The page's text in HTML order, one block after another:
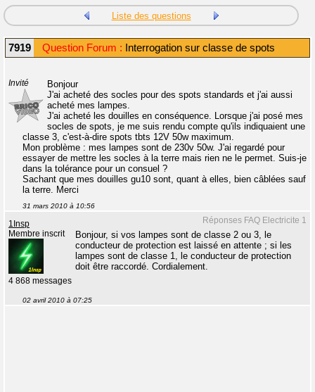
Liste des questions
7919 Question Forum : Interrogation sur classe de spots
Invité
Bonjour
J'ai acheté des socles pour des spots standards et j'ai aussi
acheté mes lampes.
J'ai acheté les douilles en conséquence. Lorsque j'ai posé mes
socles de spots, je me suis rendu compte qu'ils indiquaient une
classe 3, c'est-à-dire spots tbts 12V 50w maximum.
Mon problème : mes lampes sont de 230v 50w. J'ai regardé pour
essayer de mettre les socles à la terre mais rien ne le permet. Suis-je
dans la tolérance pour un consuel ?
Sachant que mes douilles gu10 sont, quant à elles, bien câblées sauf
la terre. Merci
31 mars 2010 à 10:56
Réponses FAQ Electricite 1
1Insp
Membre inscrit
4 868 messages
Bonjour, si vos lampes sont de classe 2 ou 3, le
conducteur de protection est laissé en attente ; si les
lampes sont de classe 1, le conducteur de protection
doit être raccordé. Cordialement.
02 avril 2010 à 07:25